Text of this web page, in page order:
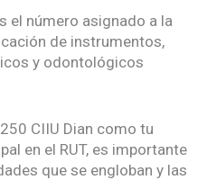
el número asignado a la
de instrumentos,
y odontológicos
CIIU Dian como tu
en el RUT, es importante
que se engloban y las